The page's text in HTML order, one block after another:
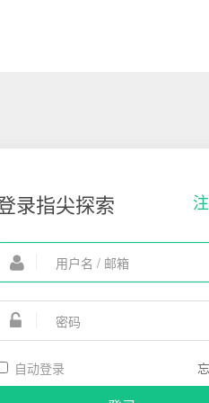
录指尖探索
自动登录